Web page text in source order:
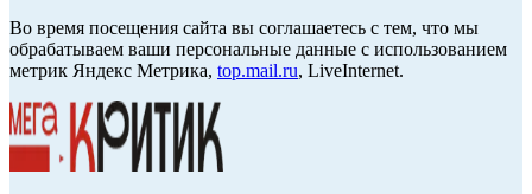
Во время посещения сайта вы соглашаетесь с тем, что мы
обрабатываем ваши персональные данные с использованием
метрик Яндекс Метрика, top.mail.ru, LiveInternet.